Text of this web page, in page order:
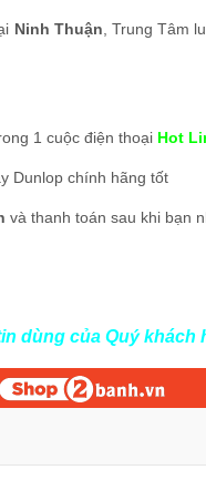
Ninh Thuận , Trung Tâm
1 cuộc điện thoại Hot
Dunlop chính hãng tốt
và thanh toán sau khi bạn
dùng của Quý khách